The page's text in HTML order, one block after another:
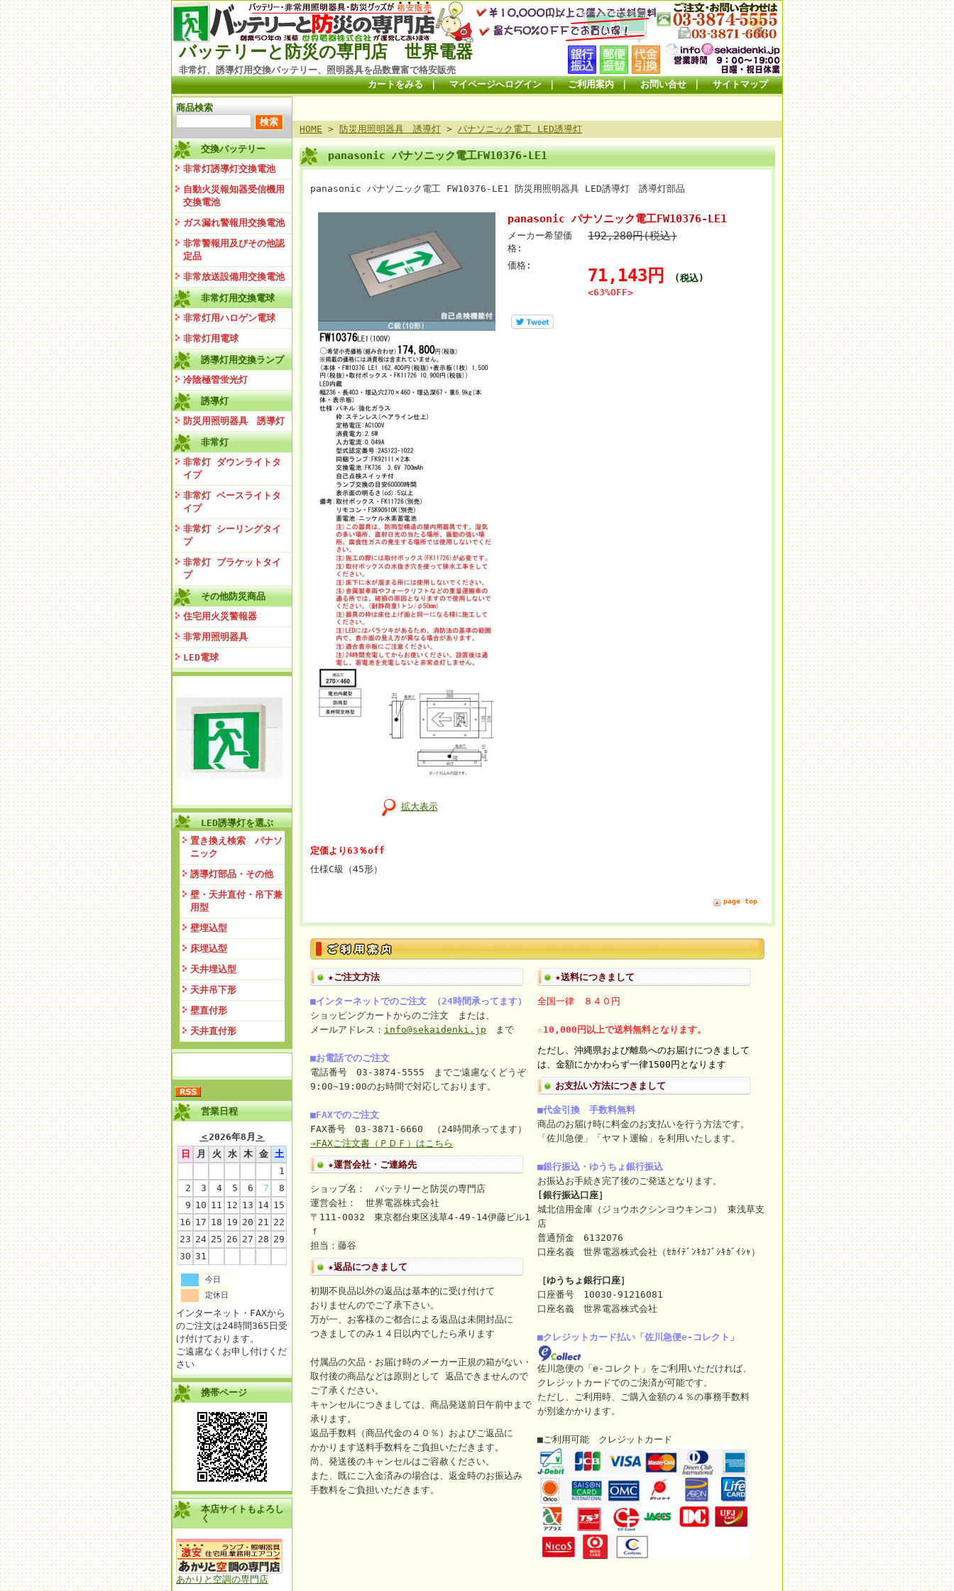
バッテリーと防災の専門店 世界電器
非常灯、誘導灯用交換バッテリー、照明器具を品数豊富で格安販売
カートをみる｜ マイページへログイン｜ ご利用案内｜ お問い合せ｜ サイトマップ
商品検索
交換バッテリー
非常灯誘導灯交換電池
自動火災報知器受信機用
交換電池
ガス漏れ警報用交換電池
非常警報用及びその他認
定品
非常放送設備用交換電池
非常灯用交換電球
非常灯用ハロゲン電球
非常灯用電球
誘導灯用交換ランプ
冷陰極管蛍光灯
誘導灯
防災用照明器具 誘導灯
非常灯
非常灯 ダウンライトタ
イプ
非常灯 ベースライトタ
イプ
非常灯 シーリングタイ
プ
非常灯 ブラケットタイ
プ
その他防災商品
住宅用火災警報器
非常用照明器具
LED電球
LED誘導灯を選ぶ
置き換え検索 パナソ
ニック
誘導灯部品・その他
壁・天井直付・吊下兼
用型
壁埋込型
床埋込型
天井埋込型
天井吊下形
壁直付形
天井直付形
営業日程
＜2026年8月 ＞
日
月 火 水 木 金
土
1
2
3 4 5 6 7
8
9 10 11 12 13 14 15
16 17 18 19 20 21 22
23 24 25 26 27 28 29
30 31
今日
定休日
インターネット・FAXから
のご注文は24時間365日受
け付けております。
ご遠慮なくお申し付けくだ
さい
携帯ページ
本店サイトもよろし
く
あかりと空調の専門店
HOME > 防災用照明器具 誘導灯 > パナソニック電工 LED誘導灯
panasonic パナソニック電工FW10376-LE1
panasonic パナソニック電工 FW10376-LE1 防災用照明器具 LED誘導灯 誘導灯部品
拡大表示
panasonic パナソニック電工FW10376-LE1
メーカー希望価
格:
192,280円(税込)
価格:
71,143円
(税込)
<63%OFF>
定価より63％off
仕様C級（45形）
page top
★ご注文方法
■インターネットでのご注文 （24時間承ってます）
ショッピングカートからのご注文 または、
メールアドレス： info@sekaidenki.jp まで
■お電話でのご注文
電話番号 03-3874-5555 までご遠慮なくどうぞ
9:00~19:00のお時間で対応しております。
■FAXでのご注文
FAX番号 03-3871-6660 （24時間承ってます）
⇒FAXご注文書（ＰＤＦ）はこちら
★運営会社・ご連絡先
ショップ名： バッテリーと防災の専門店
運営会社： 世界電器株式会社
〒111-0032 東京都台東区浅草4-49-14伊藤ビル1
ｆ
担当：藤谷
★返品につきまして
初期不良品以外の返品は基本的に受け付けて
おりませんのでご了承下さい。
万が一、お客様のご都合による返品は未開封品に
つきましてのみ１４日以内でしたら承ります
付属品の欠品・お届け時のメーカー正規の箱がない・
取付後の商品などは原則として 返品できませんので
ご了承ください。
キャンセルにつきましては、商品発送前日午前中まで
承ります。
返品手数料（商品代金の４０％）およびご返品に
かかります送料手数料をご負担いただきます。
尚、発送後のキャンセルはご容赦ください。
また、既にご入金済みの場合は、返金時のお振込み
手数料をご負担いただきます。
★送料につきまして
全国一律 ８４０円
☆10,000円以上で送料無料となります。
ただし、沖縄県および離島へのお届けにつきまして
は、金額にかかわらず一律1500円となります
お支払い方法につきまして
■代金引換 手数料無料
商品のお届け時に料金のお支払いを行う方法です。
「佐川急便」「ヤマト運輸」を利用いたします。
■銀行振込・ゆうちょ銀行振込
お振込お手続き完了後のご発送となります。
[銀行振込口座］
城北信用金庫（ジョウホクシンヨウキンコ） 東浅草支
店
普通預金 6132076
口座名義 世界電器株式会社（ｾｶｲﾃﾞﾝｷｶﾌﾞｼｷｶﾞｲｼｬ）
［ゆうちょ銀行口座］
口座番号 10030-91216081
口座名義 世界電器株式会社
■クレジットカード払い「佐川急便e-コレクト」
佐川急便の「e-コレクト」をご利用いただければ、
クレジットカードでのご決済が可能です。
ただし、ご利用時、ご購入金額の４％の事務手数料
が別途かかります。
■ご利用可能 クレジットカード